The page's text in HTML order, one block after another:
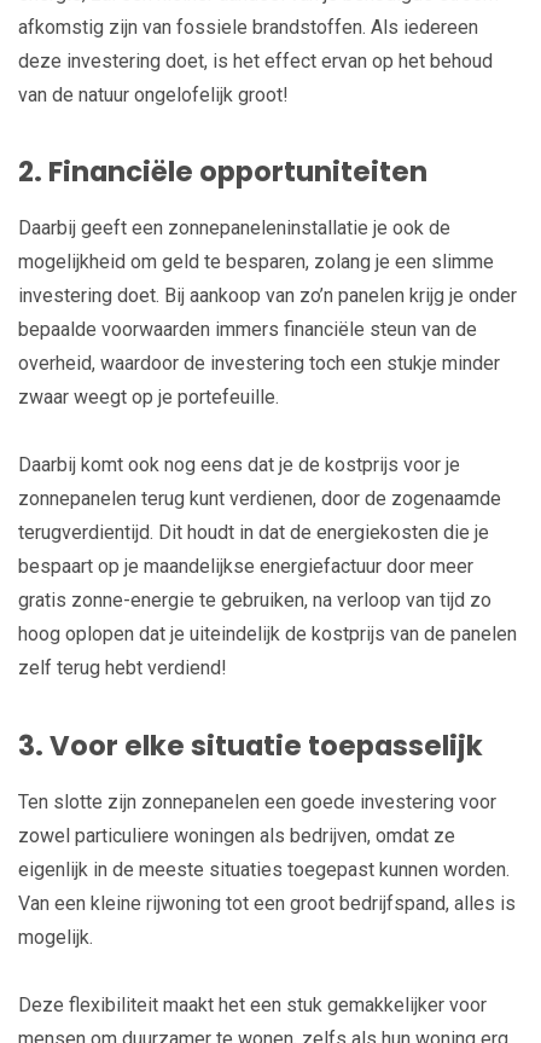
afkomstig zijn van fossiele brandstoffen. Als iedereen
deze investering doet, is het effect ervan op het behoud
van de natuur ongelofelijk groot!
2. Financiële opportuniteiten
Daarbij geeft een zonnepaneleninstallatie je ook de
mogelijkheid om geld te besparen, zolang je een slimme
investering doet. Bij aankoop van zo’n panelen krijg je onder
bepaalde voorwaarden immers financiële steun van de
overheid, waardoor de investering toch een stukje minder
zwaar weegt op je portefeuille.
Daarbij komt ook nog eens dat je de kostprijs voor je
zonnepanelen terug kunt verdienen, door de zogenaamde
terugverdientijd. Dit houdt in dat de energiekosten die je
bespaart op je maandelijkse energiefactuur door meer
gratis zonne-energie te gebruiken, na verloop van tijd zo
hoog oplopen dat je uiteindelijk de kostprijs van de panelen
zelf terug hebt verdiend!
3. Voor elke situatie toepasselijk
Ten slotte zijn zonnepanelen een goede investering voor
zowel particuliere woningen als bedrijven, omdat ze
eigenlijk in de meeste situaties toegepast kunnen worden.
Van een kleine rijwoning tot een groot bedrijfspand, alles is
mogelijk.
Deze flexibiliteit maakt het een stuk gemakkelijker voor
mensen om duurzamer te wonen, zelfs als hun woning erg